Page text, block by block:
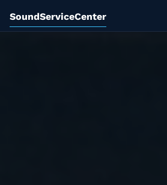
SoundServiceCenter